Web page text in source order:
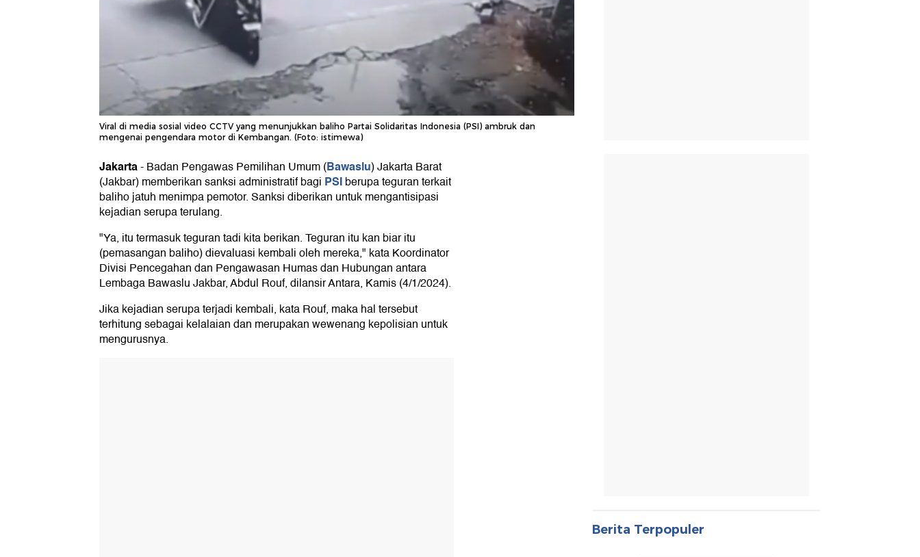
Viral di media sosial video CCTV yang menunjukkan baliho Partai Solidaritas Indonesia (PSI) ambruk dan
mengenai pengendara motor di Kembangan. (Foto: istimewa)
Jakarta-Badan Pengawas Pemilihan Umum (Bawaslu) Jakarta Barat
(Jakbar) memberikan sanksi administratif bagi PSIberupa teguran terkait
baliho jatuh menimpa pemotor. Sanksi diberikan untuk mengantisipasi
kejadian serupa terulang.
"Ya, itu termasuk teguran tadi kita berikan. Teguran itu kan biar itu
(pemasangan baliho) dievaluasi kembali oleh mereka," kata Koordinator
Divisi Pencegahan dan Pengawasan Humas dan Hubungan antara
Lembaga Bawaslu Jakbar, Abdul Rouf, dilansir Antara, Kamis (4/1/2024).
Jika kejadian serupa terjadi kembali, kata Rouf, maka hal tersebut
terhitung sebagai kelalaian dan merupakan wewenang kepolisian untuk
mengurusnya.
Berita Terpopuler